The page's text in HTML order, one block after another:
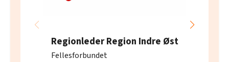
Regionleder Region Indre Øst
Fellesforbundet